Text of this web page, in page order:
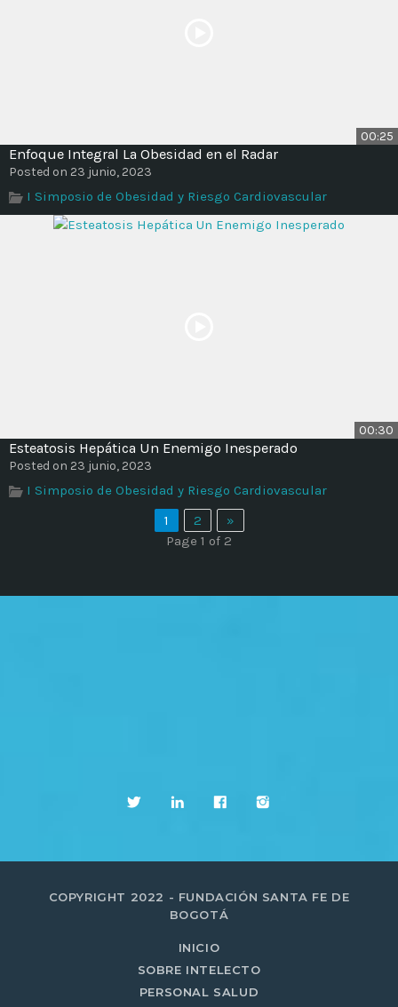
00:25
Enfoque Integral La Obesidad en el Radar
Posted on 23 junio, 2023
I Simposio de Obesidad y Riesgo Cardiovascular
00:30
Esteatosis Hepática Un Enemigo Inesperado
Posted on 23 junio, 2023
I Simposio de Obesidad y Riesgo Cardiovascular
1
2
»
Page 1 of 2
COPYRIGHT 2022 - FUNDACIÓN SANTA FE DE
BOGOTÁ
INICIO
SOBRE INTELECTO
PERSONAL SALUD